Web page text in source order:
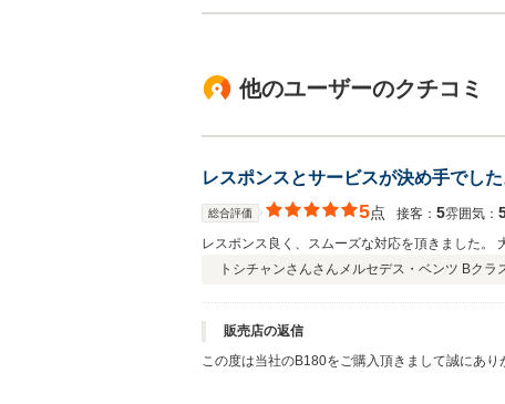
他のユーザーのクチコミ
レスポンスとサービスが決め手でした
総合評価 5点 接客： 5雰囲気：
レスポンス良く、スムーズな対応を頂きました。
トシチャンさんさん メルセデス・ベンツ Bクラ
販売店の返信
この度は当社のB180をご購入頂きまして誠にあ